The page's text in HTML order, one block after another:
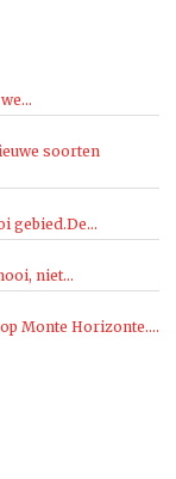
soorten
gebied.De...
niet...
Monte Horizonte....